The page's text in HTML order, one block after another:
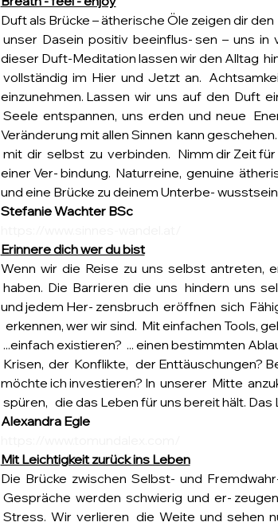
Duft als Brücke – ätherische Öle zeigen dir den
unser  Dasein  positiv  beeinflus- sen  –  uns
dieser Duft-Meditation lassen wir den Alltag
vollständig  im  Hier  und  Jetzt  an.
einzunehmen. Lassen  wir  uns  auf  den  Duft
Seele  entspannen,  uns  erden  und  neue
Veränderung mit allen Sinnen  kann
mit  dir  selbst  zu  verbinden.   Nimm dir
einer Ver- bindung.  Naturreine,  genuine
und eine Brücke zu deinem Unterbe-
Stefanie Wachter BSc
Erinnere dich wer du bist
Wenn  wir  die  Reise  zu  uns  selbst  antreten,
haben.  Die  Barrieren  die  uns   hindern
und jedem Her- zensbruch  eröffnen  sich
erkennen, wer wir sind.  Mit einfachen Tools,
...einfach existieren?  ... einen bestimmten
Krisen,  der  Konflikte,   der
möchte ich investieren? In  unserer  Mitte
spüren,   die das Leben für uns bereit hält.
Alexandra Egle
Mit Leichtigkeit zurück ins Leben
Die  Brücke  zwischen  Selbst-  und
Gespräche  werden  schwierig  und  er-
Stress.  Wir  verlieren   die  Weite  und  sehen